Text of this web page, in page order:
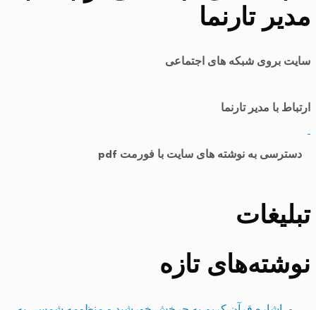
مدیر تارنما
سایت بروی شبکه های اجتماعی
ارتباط با مدیر تارنما
دسترسی به نوشته های سایت با فورمت pdf
تبلیغات
نوشته‌های تازه